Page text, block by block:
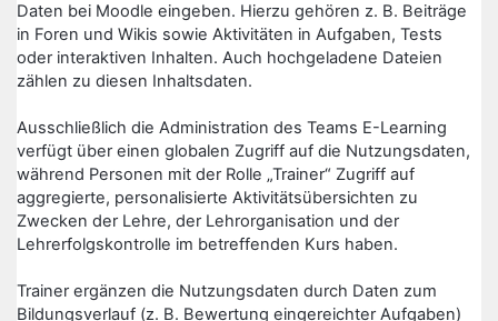
Daten bei Moodle eingeben. Hierzu gehören z. B. Beiträge
in Foren und Wikis sowie Aktivitäten in Aufgaben, Tests
oder interaktiven Inhalten. Auch hochgeladene Dateien
zählen zu diesen Inhaltsdaten.
Ausschließlich die Administration des Teams E-Learning
verfügt über einen globalen Zugriff auf die Nutzungsdaten,
während Personen mit der Rolle „Trainer“ Zugriff auf
aggregierte, personalisierte Aktivitätsübersichten zu
Zwecken der Lehre, der Lehrorganisation und der
Lehrerfolgskontrolle im betreffenden Kurs haben.
Trainer ergänzen die Nutzungsdaten durch Daten zum
Bildungsverlauf (z. B. Bewertung eingereichter Aufgaben)